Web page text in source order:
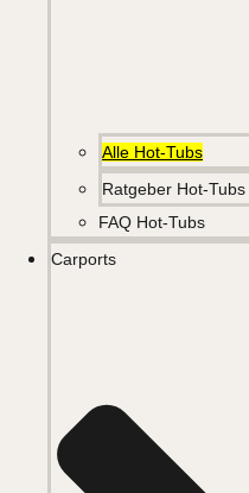
Alle Hot-Tubs
Ratgeber Hot-Tubs
FAQ Hot-Tubs
Carports